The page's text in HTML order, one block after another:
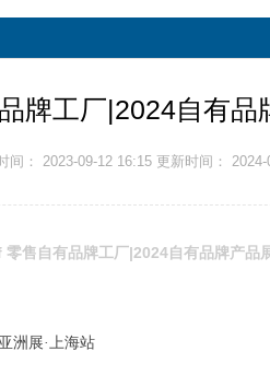
牌工厂|2024自有品
间： 2023-09-12 16:15 更新时间：
零售自有品牌工厂|2024自有品牌产品
洲展·上海站